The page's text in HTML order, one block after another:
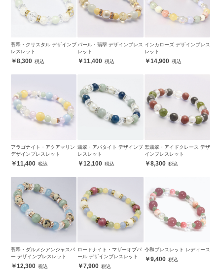
翡翠・クリスタル デザインブ
レスレット
8,300
パール・翡翠 デザインブレス
レット
11,400
インカローズ デザインブレス
レット
14,900
アラゴナイト・アクアマリン
デザインブレスレット
11,400
翡翠・アパタイト デザインブ
レスレット
12,100
黒翡翠・アイドクレース デザ
インブレスレット
8,300
翡翠・ダルメシアンジャスパ
ー デザインブレスレット
12,300
ロードナイト・マザーオブパ
ール デザインブレスレット
7,900
令和ブレスレット レディース
9,400